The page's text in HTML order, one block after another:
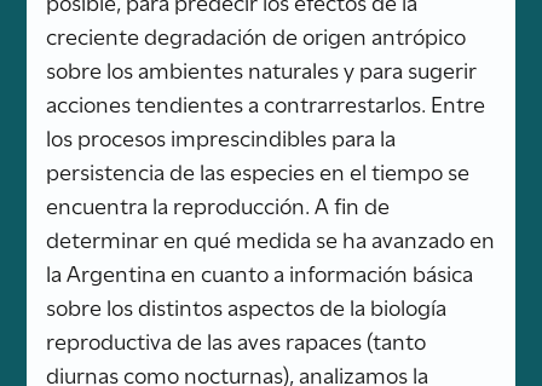
creciente degradación de origen antrópico
sobre los ambientes naturales y para sugerir
acciones tendientes a contrarrestarlos. Entre
los procesos imprescindibles para la
persistencia de las especies en el tiempo se
encuentra la reproducción. A fin de
determinar en qué medida se ha avanzado en
la Argentina en cuanto a información básica
sobre los distintos aspectos de la biología
reproductiva de las aves rapaces (tanto
diurnas como nocturnas), analizamos la